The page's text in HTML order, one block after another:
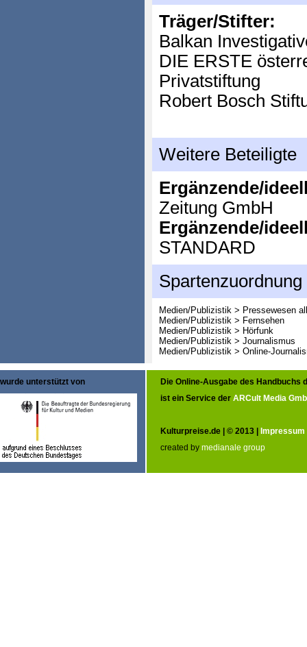
Träger/Stifter:
Balkan
DIE ERSTE
Privatstiftung
Robert Bosch
Weitere Beteiligte
Ergänzende/
Zeitung GmbH
Ergänzende/
STANDARD
Spartenzuordnung
Medien/Publizistik > Pressewesen
Medien/Publizistik > Fernsehen
Medien/Publizistik > Hörfunk
Medien/Publizistik > Journalismus
Medien/Publizistik > Online-
wurde unterstützt von
Die Online-Ausgabe des Handbuchs
ist ein Service der ARCult Media
Kulturpreise.de | © 2013 | Impressum
created by medianale group